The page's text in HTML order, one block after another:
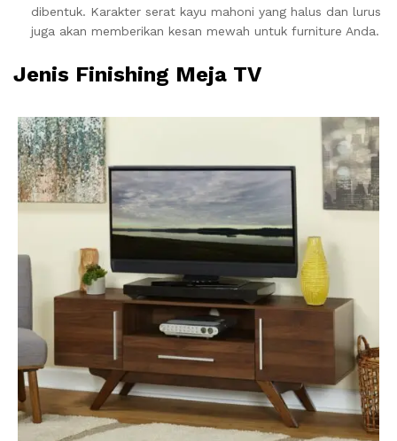
dibentuk. Karakter serat kayu mahoni yang halus dan lurus
juga akan memberikan kesan mewah untuk furniture Anda.
Jenis Finishing Meja TV